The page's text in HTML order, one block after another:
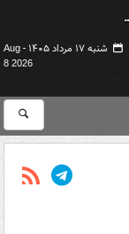
شنبه ۱۷ مرداد ۱۴۰۵ -
Aug
8 2026